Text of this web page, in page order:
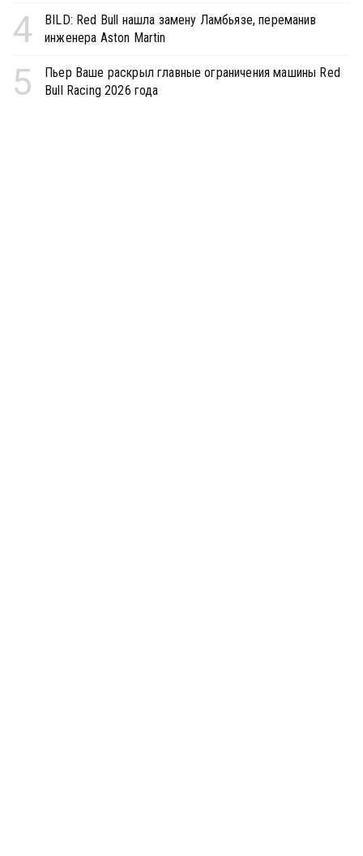
4
BILD: Red Bull нашла замену Ламбьязе, переманив
инженера Aston Martin
5
Пьер Ваше раскрыл главные ограничения машины Red
Bull Racing 2026 года